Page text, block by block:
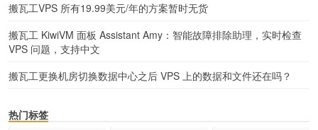
搬瓦工VPS 所有19.99美元/年的方案暂时无货
搬瓦工 KiwiVM 面板 Assistant Amy：智能故障排除助理，实时检查
VPS 问题，支持中文
搬瓦工更换机房切换数据中心之后 VPS 上的数据和文件还在吗？
热门标签